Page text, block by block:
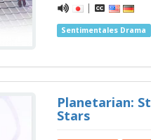
|
Sentimentales Drama
Planetarian:
Stars